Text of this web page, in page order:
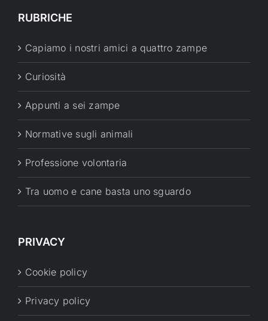
RUBRICHE
Capiamo i nostri amici a quattro zampe
Curiosità
Appunti a sei zampe
Normative sugli animali
Professione volontaria
Tra uomo e cane basta uno sguardo
PRIVACY
Cookie policy
Privacy policy